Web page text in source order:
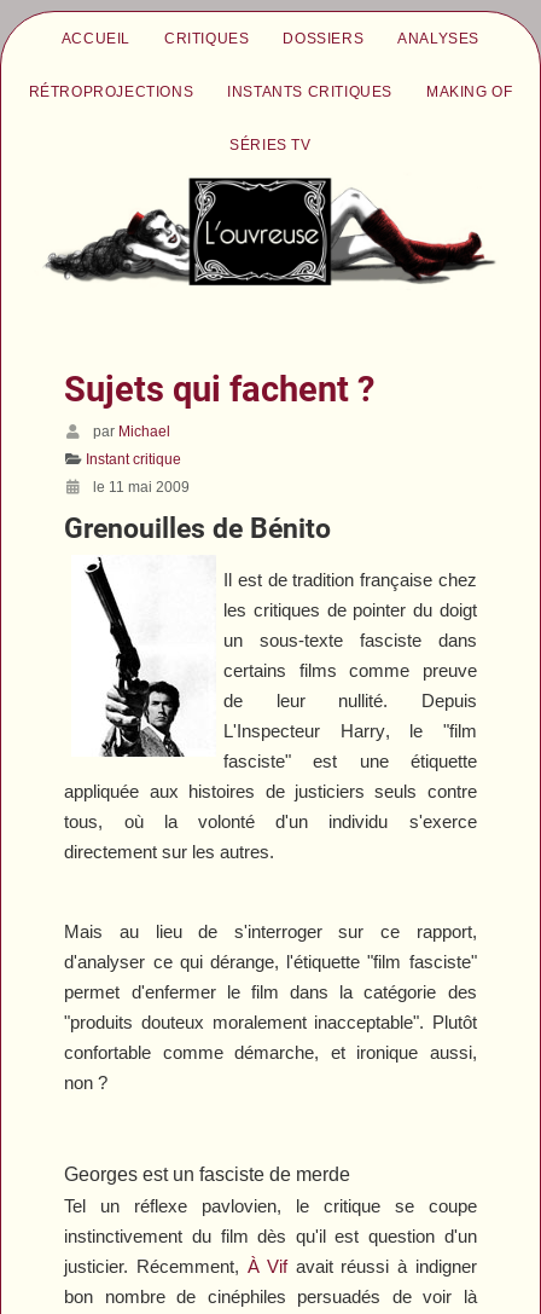
ACCUEIL CRITIQUES DOSSIERS ANALYSES
RÉTROPROJECTIONS INSTANTS CRITIQUES MAKING OF
SÉRIES TV
Sujets qui fachent ?
par Michael
Instant critique
le 11 mai 2009
Grenouilles de Bénito
Il est de tradition française chez
les critiques de pointer du doigt
un sous-texte fasciste dans
certains films comme preuve
de leur nullité. Depuis
L'Inspecteur Harry, le "film
fasciste" est une étiquette
appliquée aux histoires de justiciers seuls contre
tous, où la volonté d'un individu s'exerce
directement sur les autres.
Mais au lieu de s'interroger sur ce rapport,
d'analyser ce qui dérange, l'étiquette "film fasciste"
permet d'enfermer le film dans la catégorie des
"produits douteux moralement inacceptable". Plutôt
confortable comme démarche, et ironique aussi,
non ?
Georges est un fasciste de merde
Tel un réflexe pavlovien, le critique se coupe
instinctivement du film dès qu'il est question d'un
justicier. Récemment, À Vifavait réussi à indigner
bon nombre de cinéphiles persuadés de voir là